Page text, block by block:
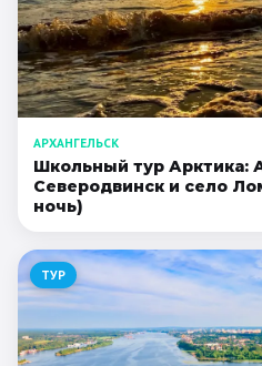
АРХАНГЕЛЬСК
Школьный тур Арктика:
Северодвинск и село
ночь)
ТУР